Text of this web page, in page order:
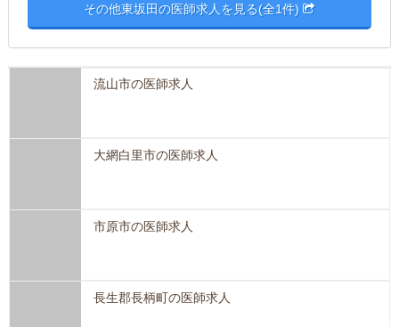
その他東坂田の医師求人を見る(全1件)
流山市の医師求人
大網白里市の医師求人
市原市の医師求人
長生郡長柄町の医師求人